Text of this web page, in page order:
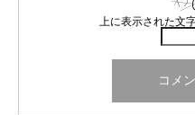
上に表示された文